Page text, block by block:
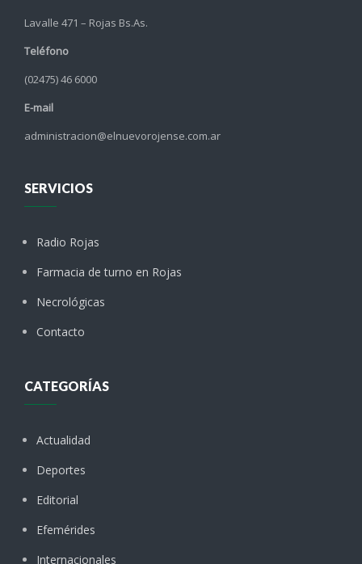
Lavalle 471 – Rojas Bs.As.
Teléfono
(02475) 46 6000
E-mail
administracion@elnuevorojense.com.ar
SERVICIOS
Radio Rojas
Farmacia de turno en Rojas
Necrológicas
Contacto
CATEGORÍAS
Actualidad
Deportes
Editorial
Efemérides
Internacionales